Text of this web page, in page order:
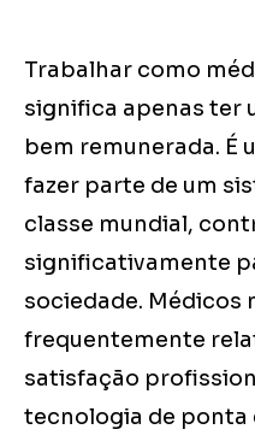
Trabalhar como
significa apenas ter
bem remunerada. É
fazer parte de um
classe mundial,
significativamente
sociedade. Médicos
frequentemente
satisfação
tecnologia de ponta